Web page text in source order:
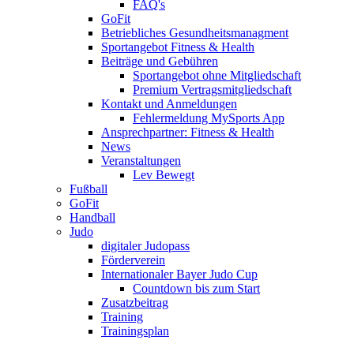
FAQ's
GoFit
Betriebliches Gesundheitsmanagment
Sportangebot Fitness & Health
Beiträge und Gebühren
Sportangebot ohne Mitgliedschaft
Premium Vertragsmitgliedschaft
Kontakt und Anmeldungen
Fehlermeldung MySports App
Ansprechpartner: Fitness & Health
News
Veranstaltungen
Lev Bewegt
Fußball
GoFit
Handball
Judo
digitaler Judopass
Förderverein
Internationaler Bayer Judo Cup
Countdown bis zum Start
Zusatzbeitrag
Training
Trainingsplan